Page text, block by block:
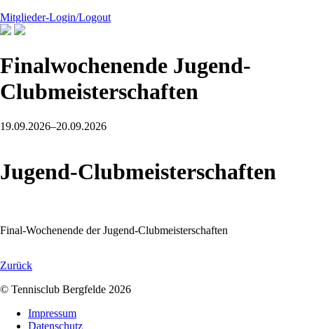
Mitglieder-Login/Logout
Finalwochenende Jugend-
Clubmeisterschaften
19.09.2026–20.09.2026
Jugend-Clubmeisterschaften
Final-Wochenende der Jugend-Clubmeisterschaften
Zurück
© Tennisclub Bergfelde 2026
überspringen
Impressum
Datenschutz